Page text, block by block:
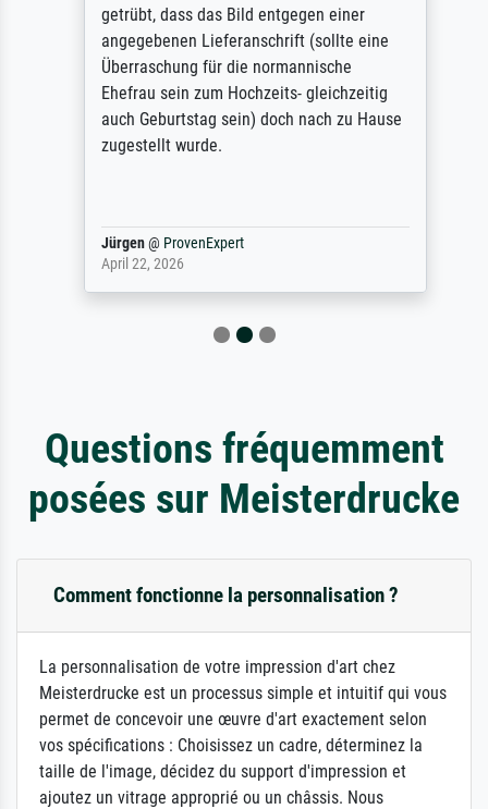
getrübt, dass das Bild entgegen einer
angegebenen Lieferanschrift (sollte eine
Überraschung für die normannische
Ehefrau sein zum Hochzeits- gleichzeitig
auch Geburtstag sein) doch nach zu Hause
zugestellt wurde.
Jürgen@ProvenExpert
April 22, 2026
Questions fréquemment
posées sur Meisterdrucke
Comment fonctionne la personnalisation ?
La personnalisation de votre impression d'art chez
Meisterdrucke est un processus simple et intuitif qui vous
permet de concevoir une œuvre d'art exactement selon
vos spécifications : Choisissez un cadre, déterminez la
taille de l'image, décidez du support d'impression et
ajoutez un vitrage approprié ou un châssis. Nous